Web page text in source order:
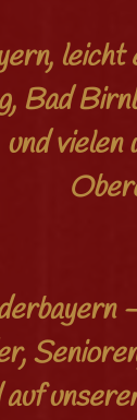
leicht
Bad
auf